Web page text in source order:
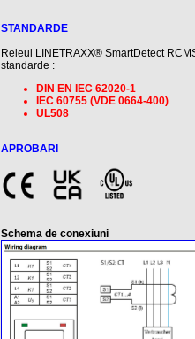
STANDARDE
Releul LINETRAXX® SmartDetect
standarde :
DIN EN IEC 62020-1
IEC 60755 (VDE 0664-400)
UL508
APROBARI
Schema de conexiuni